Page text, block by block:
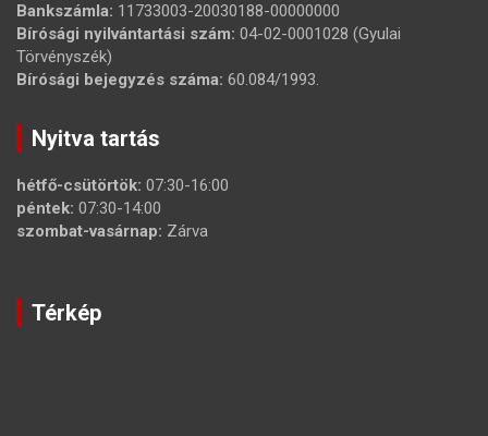
Bankszámla: 11733003-20030188-00000000
Bírósági nyilvántartási szám: 04-02-0001028 (Gyulai
Törvényszék)
Bírósági bejegyzés száma: 60.084/1993.
Nyitva tartás
hétfő-csütörtök: 07:30-16:00
péntek: 07:30-14:00
szombat-vasárnap: Zárva
Térkép